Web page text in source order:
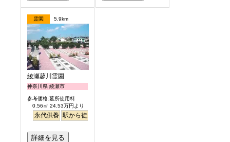
霊園 5.9km
綾瀬蓼川霊園
神奈川県 綾瀬市
参考価格:墓所使用料
0.56㎡ 24.53万円より
永代供養 駅から徒歩
詳細を見る